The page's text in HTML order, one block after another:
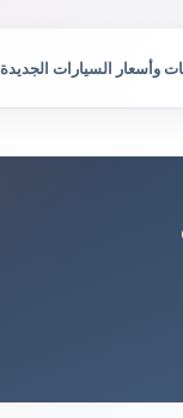
وأسعار السيارات الجديدة